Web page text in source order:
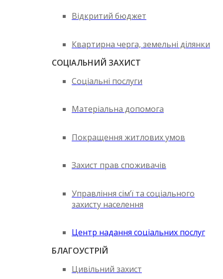
Відкритий бюджет
Квартирна черга, земельні ділянки
СОЦІАЛЬНИЙ ЗАХИСТ
Соціальні послуги
Матеріальна допомога
Покращення житлових умов
Захист прав споживачів
Управління сім’ї та соціального
захисту населення
Центр надання соціальних послуг
БЛАГОУСТРІЙ
Цивільний захист